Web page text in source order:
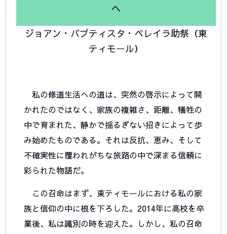
へ
ジョアン・バプティスタ・ペレイラ助祭（東
ティモール）
私の修道生活への道は、突然の啓示によって開
かれたのではなく、家族の複雑さ、距離、犠牲の
中で育まれた、静かで揺るぎない招きによって歩
み始めたものである。それは反抗、恵み、そして
不確実性に覆われがちな旅路の中で深まる信頼に
彩られた物語だ。
この召命はまず、東ティモールにおける私の家
族と信仰の中に根を下ろした。2014年に高校を卒
業後、私は識別の時を迎えた。しかし、私の召命